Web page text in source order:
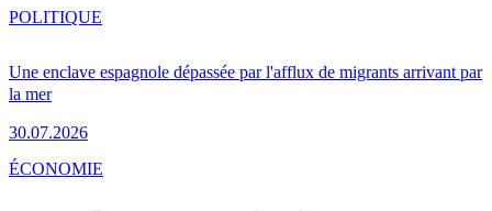
Une enclave espagnole dépassée par l'afflux de migrants arrivant par
la mer
30.07.2026
POLITIQUE
ÉCONOMIE